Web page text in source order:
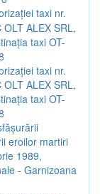
taxi nr.
ALEX SRL,
taxi OT-
taxi nr.
ALEX SRL,
taxi OT-
eroilor martiri
1989,
- Garnizoana